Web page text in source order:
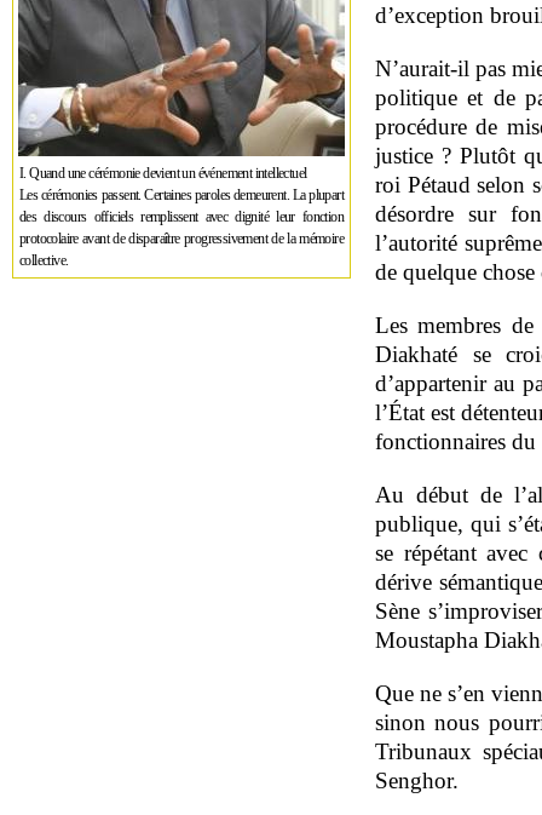
I. Quand une cérémonie devient un événement intellectuel
Les cérémonies passent. Certaines paroles demeurent. La plupart
des discours officiels remplissent avec dignité leur fonction
protocolaire avant de disparaître progressivement de la mémoire
collective.
d’exception
N’aurait-il pas
politique et de
procédure de
justice ? Plutôt
roi Pétaud selon
désordre sur
l’autorité
de quelque
Les membres
Diakhaté se
d’appartenir au
l’État est
fonctionnaires du
Au début de
publique, qui
se répétant
dérive
Sène
Moustapha
Que ne s’en
sinon nous
Tribunaux
Senghor.